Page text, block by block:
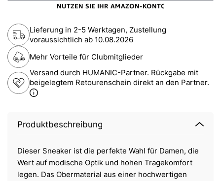
Lieferung in 2-5 Werktagen, Zustellung
voraussichtlich ab 10.08.2026
Mehr Vorteile für Clubmitglieder
Versand durch HUMANIC-Partner. Rückgabe mit
beigelegtem Retourenschein direkt an den Partner.
Produktbeschreibung
Dieser Sneaker ist die perfekte Wahl für Damen, die
Wert auf modische Optik und hohen Tragekomfort
legen. Das Obermaterial aus einer hochwertigen